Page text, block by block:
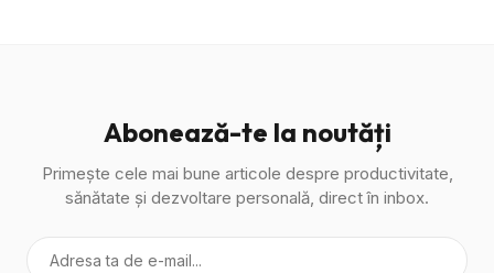
Abonează-te la noutăți
Primește cele mai bune articole despre productivitate,
sănătate și dezvoltare personală, direct în inbox.